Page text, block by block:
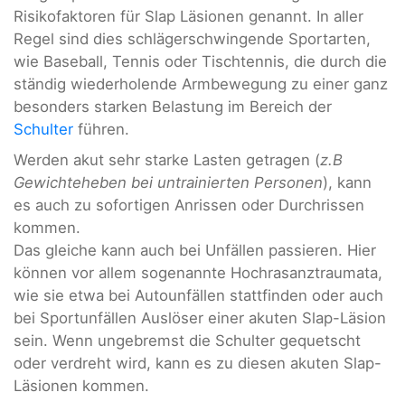
Risikofaktoren für Slap Läsionen genannt. In aller
Regel sind dies schlägerschwingende Sportarten,
wie Baseball, Tennis oder Tischtennis, die durch die
ständig wiederholende Armbewegung zu einer ganz
besonders starken Belastung im Bereich der
Schulter führen.
Werden akut sehr starke Lasten getragen (z.B
Gewichteheben bei untrainierten Personen), kann
es auch zu sofortigen Anrissen oder Durchrissen
kommen.
Das gleiche kann auch bei Unfällen passieren. Hier
können vor allem sogenannte Hochrasanztraumata,
wie sie etwa bei Autounfällen stattfinden oder auch
bei Sportunfällen Auslöser einer akuten Slap-Läsion
sein. Wenn ungebremst die Schulter gequetscht
oder verdreht wird, kann es zu diesen akuten Slap-
Läsionen kommen.